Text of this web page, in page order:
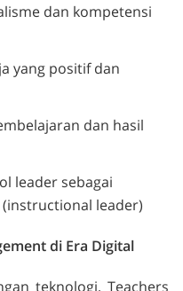
dan kompetensi
yang positif dan
dan hasil
leader sebagai
leader)
di Era Digital
teknologi, Teachers